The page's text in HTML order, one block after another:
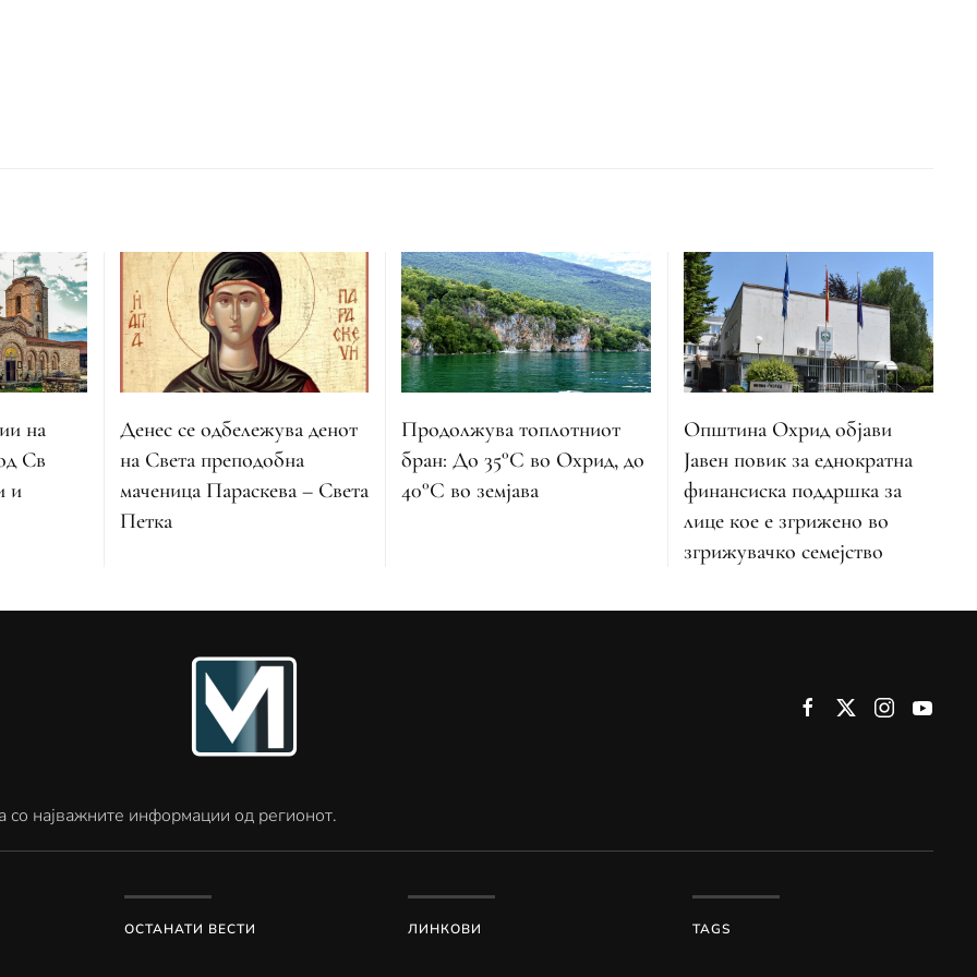
на
Св
и
Денес се одбележува денот
на Света преподобна
маченица Параскева – Света
Петка
Продолжува топлотниот
бран: До 35°C во Охрид, до
40°C во земјава
Општина Охрид објави
Јавен повик за еднократна
финансиска поддршка за
лице кое е згрижено во
згрижувачко семејство
најважните информации од регионот.
ОСТАНАТИ ВЕСТИ ЛИНКОВИ TAGS